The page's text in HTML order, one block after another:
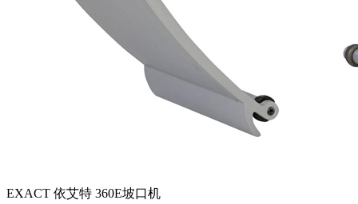
EXACT 依艾特 360E坡口机